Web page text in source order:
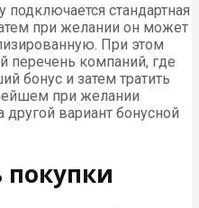
стандартная
при желании он может
При этом
перечень компаний, где
бонус и затем тратить
при желании
вариант бонусной
покупки